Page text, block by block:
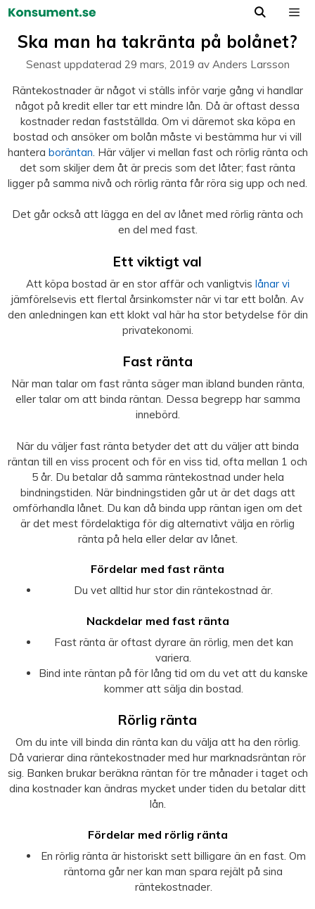
innehåll
Meny
Ska man ha takränta på bolånet?
Senast uppdaterad 29 mars, 2019 av Anders Larsson
Räntekostnader är något vi ställs inför varje gång vi handlar
något på kredit eller tar ett mindre lån. Då är oftast dessa
kostnader redan fastställda. Om vi däremot ska köpa en
bostad och ansöker om bolån måste vi bestämma hur vi vill
hantera boräntan . Här väljer vi mellan fast och rörlig ränta och
det som skiljer dem åt är precis som det låter; fast ränta
ligger på samma nivå och rörlig ränta får röra sig upp och ned.
Det går också att lägga en del av lånet med rörlig ränta och
en del med fast.
Ett viktigt val
Att köpa bostad är en stor affär och vanligtvis lånar vi
jämförelsevis ett flertal årsinkomster när vi tar ett bolån. Av
den anledningen kan ett klokt val här ha stor betydelse för din
privatekonomi.
Fast ränta
När man talar om fast ränta säger man ibland bunden ränta,
eller talar om att binda räntan. Dessa begrepp har samma
innebörd.
När du väljer fast ränta betyder det att du väljer att binda
räntan till en viss procent och för en viss tid, ofta mellan 1 och
5 år. Du betalar då samma räntekostnad under hela
bindningstiden. När bindningstiden går ut är det dags att
omförhandla lånet. Du kan då binda upp räntan igen om det
är det mest fördelaktiga för dig alternativt välja en rörlig
ränta på hela eller delar av lånet.
Fördelar med fast ränta
Du vet alltid hur stor din räntekostnad är.
Nackdelar med fast ränta
Fast ränta är oftast dyrare än rörlig, men det kan
variera.
Bind inte räntan på för lång tid om du vet att du kanske
kommer att sälja din bostad.
Rörlig ränta
Om du inte vill binda din ränta kan du välja att ha den rörlig.
Då varierar dina räntekostnader med hur marknadsräntan rör
sig. Banken brukar beräkna räntan för tre månader i taget och
dina kostnader kan ändras mycket under tiden du betalar ditt
lån.
Fördelar med rörlig ränta
En rörlig ränta är historiskt sett billigare än en fast. Om
räntorna går ner kan man spara rejält på sina
räntekostnader.